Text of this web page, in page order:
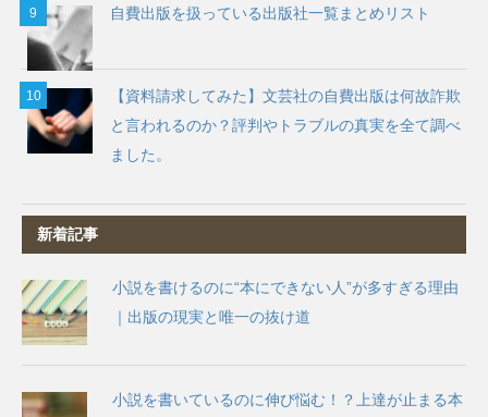
自費出版を扱っている出版社一覧まとめリスト
【資料請求してみた】文芸社の自費出版は何故詐欺
と言われるのか？評判やトラブルの真実を全て調べ
ました。
新着記事
小説を書けるのに“本にできない人”が多すぎる理由
｜出版の現実と唯一の抜け道
小説を書いているのに伸び悩む！？上達が止まる本